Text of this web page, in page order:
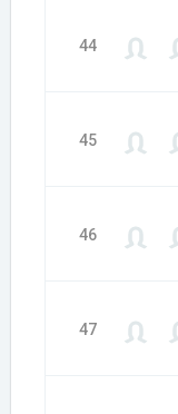
44
45
46
47